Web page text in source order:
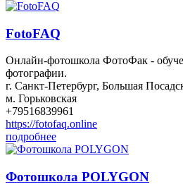
FotoFAQ
Онлайн-фотошкола ФотоФак -
фотографии.
г. Санкт-Петербург, Большая
м. Горьковская
+79516839961
https://fotofaq.online
подробнее
Фотошкола POLYGON